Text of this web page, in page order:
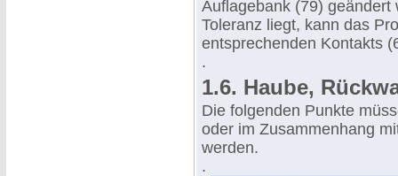
Auflagebank (79)
Toleranz liegt, kann das
entsprechenden Kontakts
.
1.6. Haube,
Die folgenden Punkte
oder im Zusammenhang
werden.
.